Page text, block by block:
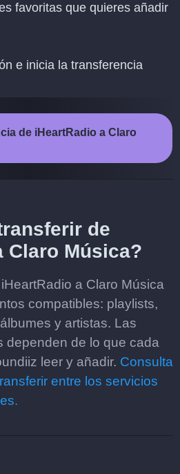
favoritas que quieres añadir
e inicia la transferencia
de iHeartRadio a Claro
de
Claro Música?
a Claro Música
compatibles: playlists,
y artistas. Las
dependen de lo que cada
leer y añadir. Consulta
entre los servicios